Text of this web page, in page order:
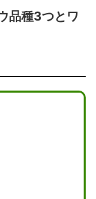
品種3つとワ